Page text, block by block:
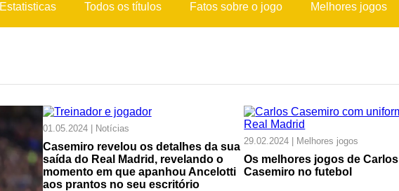
Estatisticas Todos os títulos Fatos sobre o jogo Melhores jogos
01.05.2024 | Notícias
Casemiro revelou os detalhes da sua
saída do Real Madrid, revelando o
momento em que apanhou Ancelotti
aos prantos no seu escritório
29.02.2024 | Melhores jogos
Os melhores jogos de Carlos
Casemiro no futebol